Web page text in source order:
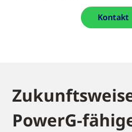
Kontakt
PowerG-